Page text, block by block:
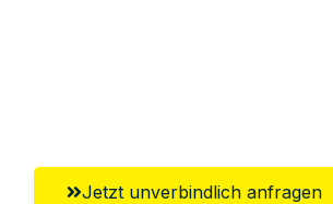
Jetzt unverbindlich anfragen